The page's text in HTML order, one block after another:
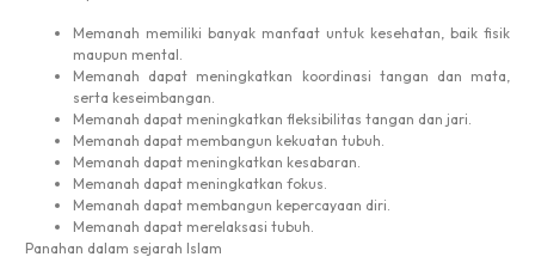
Memanah memiliki banyak manfaat untuk kesehatan, baik fisik
maupun mental.
Memanah dapat meningkatkan koordinasi tangan dan mata,
serta keseimbangan.
Memanah dapat meningkatkan fleksibilitas tangan dan jari.
Memanah dapat membangun kekuatan tubuh.
Memanah dapat meningkatkan kesabaran.
Memanah dapat meningkatkan fokus.
Memanah dapat membangun kepercayaan diri.
Memanah dapat merelaksasi tubuh.
Panahan dalam sejarah Islam